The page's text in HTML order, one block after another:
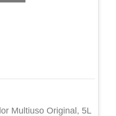
Multiuso Original, 5L